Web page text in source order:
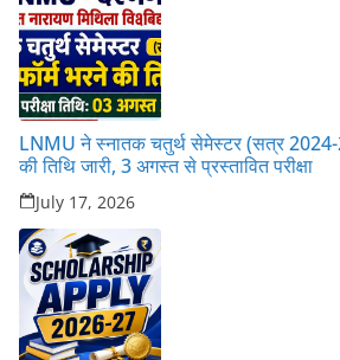
LNMU ने स्नातक चतुर्थ सेमेस्टर (सत्र 2024-
की तिथि जारी, 3 अगस्त से प्रस्तावित परीक्षा
July 17, 2026